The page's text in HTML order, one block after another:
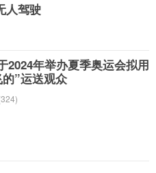
人驾驶
2024年举办夏季奥运会拟用
”运送观众